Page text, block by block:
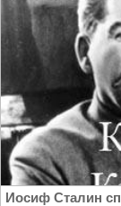
Иосиф Сталин